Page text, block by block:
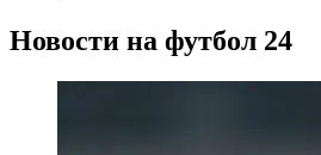
Новости на футбол 24